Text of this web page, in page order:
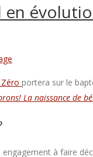
en
portera sur le
La naissance de
à faire